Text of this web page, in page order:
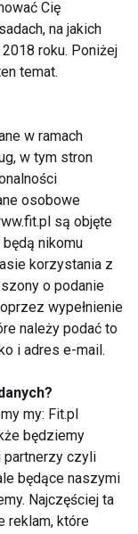
do
dotyczące
że
jako
być
dla małych
widnieć
składników
które
– ma ona
a także
w
wartości
dokumencie
jest
z
zapoznać się z
dowiedzieć się
jest
Cię
na jakich
roku. Poniżej
temat.
w ramach
w tym stron
osobowe
są objęte
nikomu
korzystania z
o podanie
wypełnienie
należy podać to
i adres e-mail.
my: Fit.pl
będziemy
partnerzy czyli
będące naszymi
Najczęściej ta
reklam, które